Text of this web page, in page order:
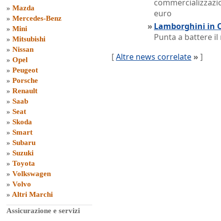
» Mazda
» Mercedes-Benz
» Mini
» Mitsubishi
» Nissan
» Opel
» Peugeot
» Porsche
» Renault
» Saab
» Seat
» Skoda
» Smart
» Subaru
» Suzuki
» Toyota
» Volkswagen
» Volvo
» Altri Marchi
Assicurazione e servizi
euro
» Lamborghini in
Punta a battere
[Altre news correlate » ]